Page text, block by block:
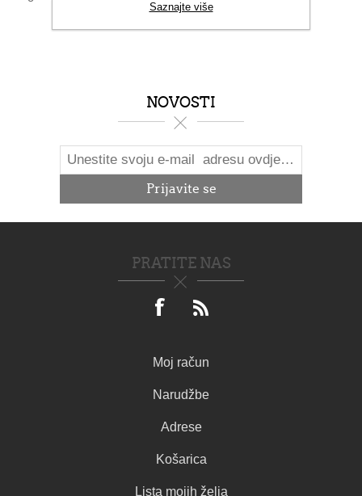
NOVOSTI
PRATITE NAS
Moj račun
Narudžbe
Adrese
Košarica
Lista mojih želja
Saznajte više